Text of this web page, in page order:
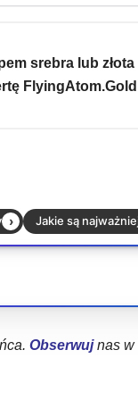
srebra lub złota
Obserwujnas w